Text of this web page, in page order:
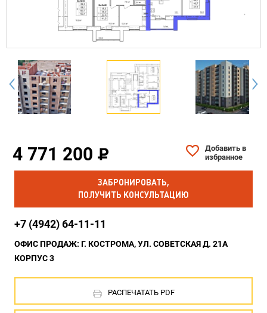
4 771 200
Добавить в
избранное
ЗАБРОНИРОВАТЬ,
ПОЛУЧИТЬ КОНСУЛЬТАЦИЮ
+7 (4942) 64-11-11
ОФИС ПРОДАЖ: Г. КОСТРОМА, УЛ. СОВЕТСКАЯ Д. 21А
КОРПУС 3
РАСПЕЧАТАТЬ PDF